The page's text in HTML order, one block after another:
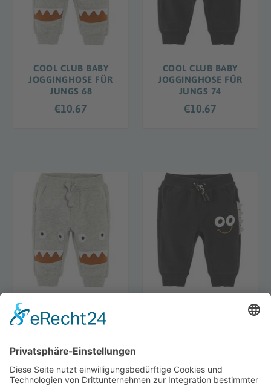
COOL CLUB BABY
JOGGINGHOSE FÜR
JUNGS 68
€10.67
COOL CLUB BABY
JOGGINGHOSE FÜR
JUNGS 74
€10.67
COOL CLUB BABY
JOGGINGHOSE FÜR
€10.67